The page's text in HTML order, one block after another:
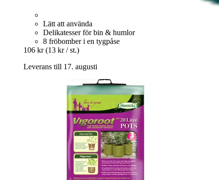
Lätt att använda
Delikatesser för bin & humlor
8 fröbomber i en tygpåse
106 kr (13 kr / st.)
Leverans till 17. augusti